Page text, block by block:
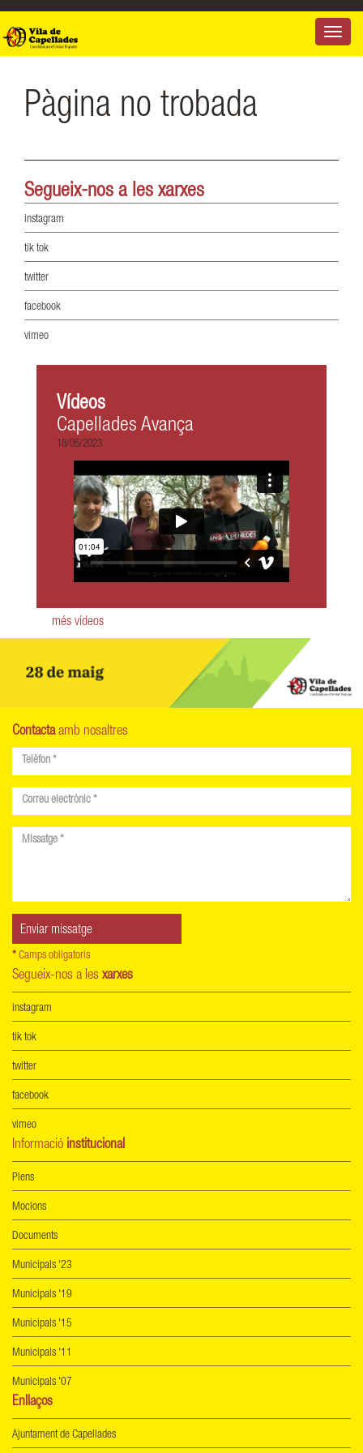
Toggle
Pàgina no trobada
Segueix-nos a les xarxes
instagram
tik tok
twitter
facebook
vimeo
Vídeos
Capellades Avança
18/05/2023
més vídeos
Contactaamb nosaltres
* Camps obligatoris
Segueix-nos a les xarxes
instagram
tik tok
twitter
facebook
vimeo
Informació institucional
Plens
Mocions
Documents
Municipals '23
Municipals '19
Municipals '15
Municipals '11
Municipals '07
Enllaços
Ajuntament de Capellades